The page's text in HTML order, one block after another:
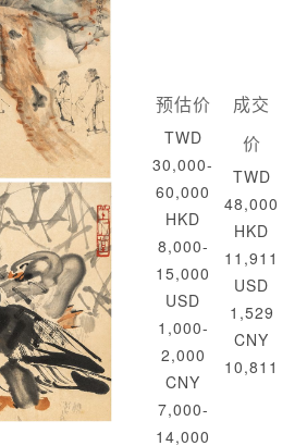
预估价
TWD
30,000-
60,000
HKD
8,000-
15,000
USD
1,000-
2,000
CNY
7,000-
14,000
成交
价
TWD
48,000
HKD
11,911
USD
1,529
CNY
10,811